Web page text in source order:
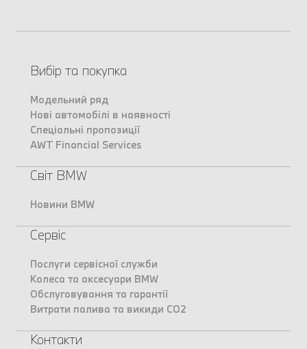
Вибір та покупка
Модельний ряд
Нові автомобілі в наявності
Спеціальні пропозиції
AWT Financial Services
Світ BMW
Новини BMW
Сервіс
Послуги сервісної служби
Колеса та аксесуари BMW
Обслуговування та гарантії
Витрати палива та викиди CO2
Контакти